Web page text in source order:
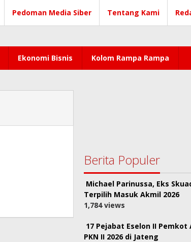
Pedoman Media Siber Tentang Kami
Ekonomi Bisnis Kolom Rampa Rampa
Berita Populer
Michael Parinussa, Eks
Terpilih Masuk Akmil 2026
1,784 views
17 Pejabat Eselon II Pemkot
PKN II 2026 di Jateng